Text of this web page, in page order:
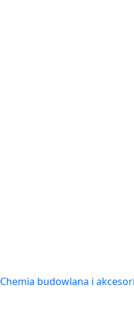
Chemia budowlana i